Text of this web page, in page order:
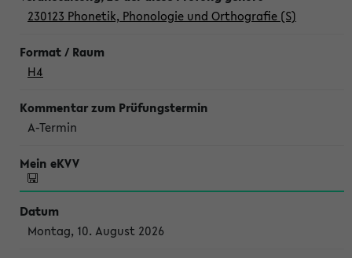
230123 Phonetik, Phonologie und Orthografie (S)
H4
A-Termin
Montag, 10. August 2026